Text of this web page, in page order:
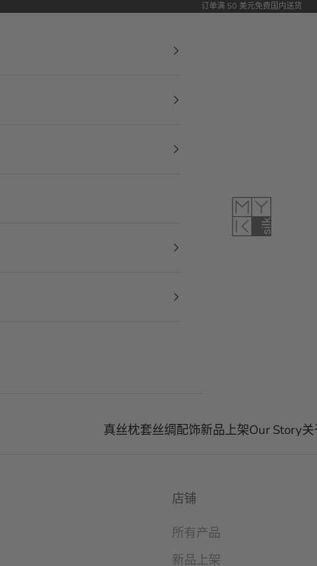
订单满 50 美元免费国内送货
MYK Silk
真丝枕套丝绸配饰新品上架Our Story关
店铺
所有产品
新品上架